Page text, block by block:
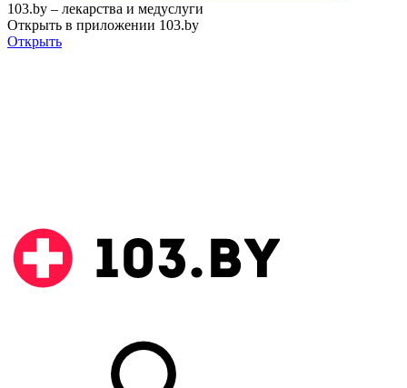
103.by – лекарства и медуслуги
Открыть в приложении 103.by
Открыть